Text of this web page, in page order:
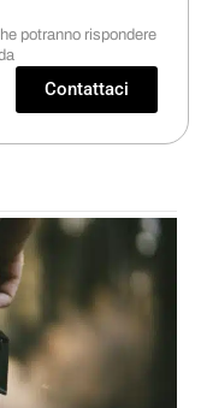
potranno rispondere
Contattaci